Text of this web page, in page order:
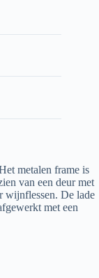
metalen frame is
van een deur met
wijnflessen. De lade
met een